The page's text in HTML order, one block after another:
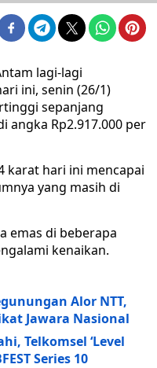
lagi-lagi
ini, senin (26/1)
sepanjang
angka Rp2.917.000 per
karat hari ini mencapai
yang masih di
emas di beberapa
kenaikan.
Alor NTT,
Jawara Nasional
Telkomsel ‘Level
Series 10